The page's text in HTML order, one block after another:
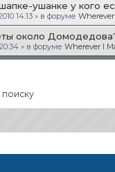
ушанке у кого
14:13 » в форуме
около
» в форуме Wherever I